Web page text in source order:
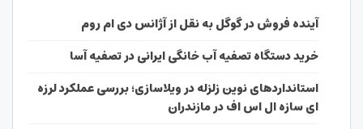
آینده فروش در گوگل به نقل از آژانس دی ام روم
خرید دستگاه تصفیه آب خانگی ایرانی در تصفیه آسا
استانداردهای نوین زلزله در ویلاسازی؛ بررسی عملکرد لرزه
ای سازه ال اس اف در مازندران